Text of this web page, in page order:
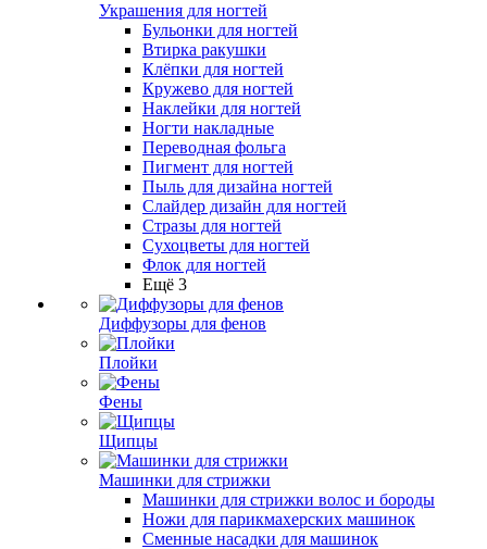
Украшения для ногтей
Бульонки для ногтей
Втирка ракушки
Клёпки для ногтей
Кружево для ногтей
Наклейки для ногтей
Ногти накладные
Переводная фольга
Пигмент для ногтей
Пыль для дизайна ногтей
Слайдер дизайн для ногтей
Стразы для ногтей
Сухоцветы для ногтей
Флок для ногтей
Ещё 3
Диффузоры для фенов
Плойки
Фены
Щипцы
Машинки для стрижки
Машинки для стрижки волос и бороды
Ножи для парикмахерских машинок
Сменные насадки для машинок